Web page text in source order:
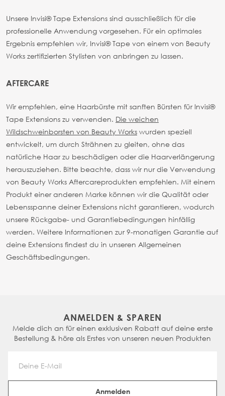
Unsere Invisi® Tape Extensions sind ausschließlich für die
professionelle Anwendung vorgesehen. Für ein optimales
Ergebnis empfehlen wir, Invisi® Tape von einem von Beauty
Works zertifizierten Stylisten von anbringen zu lassen.
AFTERCARE
Wir empfehlen, eine Haarbürste mit sanften Bürsten für Invisi®
Tape Extensions zu verwenden. Die weichen
Wildschweinborsten von Beauty Works wurden speziell
entwickelt, um durch Strähnen zu gleiten, ohne das
natürliche Haar zu beschädigen oder die Haarverlängerung
herauszuziehen. Bitte beachte, dass wir nur die Verwendung
von Beauty Works Aftercareprodukten empfehlen. Mit einem
Produkt einer anderen Marke können wir die Qualität oder
Lebensspanne deiner Extensions nicht garantieren, wodurch
unsere Rückgabe- und Garantiebedingungen hinfällig
werden. Weitere Informationen zur 9-monatigen Garantie auf
deine Extensions findest du in unseren Allgemeinen
Geschäftsbedingungen.
ANMELDEN & SPAREN
Melde dich an für einen exklusiven Rabatt auf deine erste
Bestellung & höre als Erstes von unseren neuen Produkten
Email Address
Anmelden